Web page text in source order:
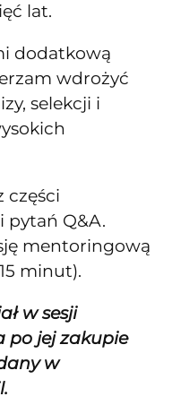
lat.
dodatkową
wdrożyć
selekcji i
części
pytań Q&A.
mentoringową
minut).
w sesji
po jej zakupie
w